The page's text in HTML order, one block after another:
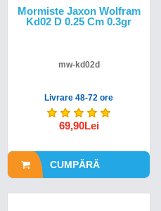
Mormiste Jaxon Wolfram
Kd02 D 0.25 Cm 0.3gr
mw-kd02d
Livrare 48-72 ore
69,90Lei
CUMPĂRĂ